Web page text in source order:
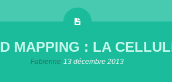
MAPPING : LA
Fabienne 13 décembre 2013